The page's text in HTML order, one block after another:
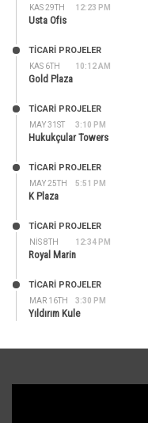
KAS 29TH 12:23 PM
Usta Ofis
KAS 6TH 10:12 AM
TİCARİ PROJELER
Gold Plaza
MAY 31ST 3:10 PM
TİCARİ PROJELER
Hukukçular Towers
MAY 25TH 5:51 PM
TİCARİ PROJELER
K Plaza
NIS 8TH 12:34 PM
TİCARİ PROJELER
Royal Marin
MAR 16TH 3:30 PM
TİCARİ PROJELER
Yıldırım Kule